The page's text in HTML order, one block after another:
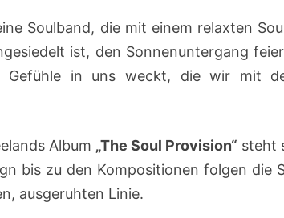
Soulband, die mit einem relaxten
ist, den Sonnenuntergang
Gefühle in uns weckt, die wir mit
Album „The Soul Provision“ steht
bis zu den Kompositionen folgen die
ausgeruhten Linie.